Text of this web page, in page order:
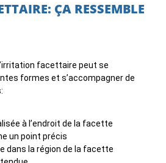
ÇA RESSEMBLE
facettaire peut se
formes et s’accompagner de
à l’endroit de la facette
un point précis
dans la région de la facette